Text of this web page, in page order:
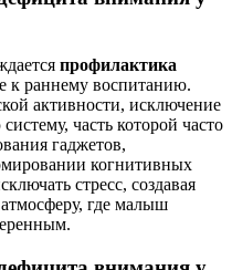
профилактика
к раннему воспитанию.
активности, исключение
часть которой часто
гаджетов,
когнитивных
стресс, создавая
где малыш